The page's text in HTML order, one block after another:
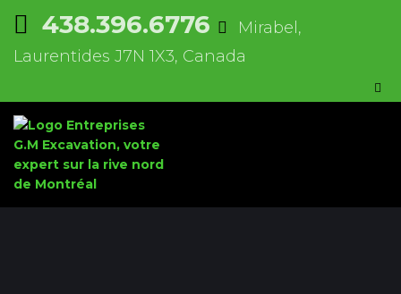
438.396.6776
Mirabel,
Laurentides J7N 1X3, Canada